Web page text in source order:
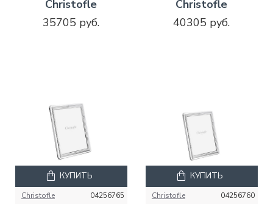
Christofle
35705 руб.
Christofle
40305 руб.
Christofle 04256765
КУПИТЬ
Christofle 04256760
КУПИТЬ